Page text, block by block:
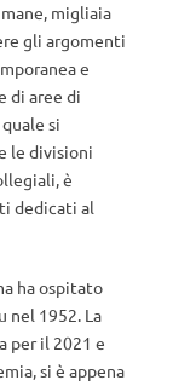
migliaia
gli argomenti
e
di aree di
si
le divisioni
è
dedicati al
ha ospitato
nel 1952. La
per il 2021 e
si è appena